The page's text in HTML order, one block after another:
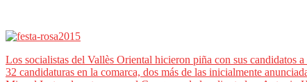
Los socialistas del Vallès Oriental hicieron piña con sus candidatos
32 candidaturas en la comarca, dos más de las inicialmente